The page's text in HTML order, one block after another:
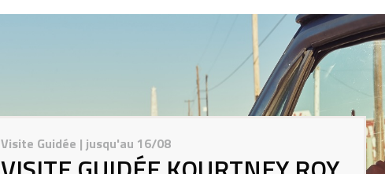
Visite Guidée | jusqu'au 16/08